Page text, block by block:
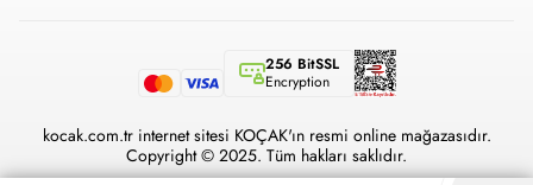
256 BitSSL
Encryption
kocak.com.tr internet sitesi KOÇAK'ın resmi online mağazasıdır.
Copyright © 2025. Tüm hakları saklıdır.